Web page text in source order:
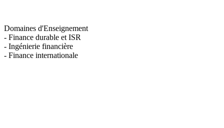
Domaines d'Enseignement
- Finance durable et ISR
- Ingénierie financière
- Finance internationale